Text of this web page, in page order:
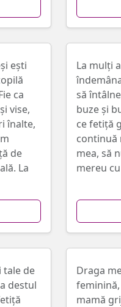
ești
ca
vise,
înalte,
de
La
La mulți
să
buze și
ce fetiţă
continuă
mea, să
mereu
tale de
destul
Draga
mamă